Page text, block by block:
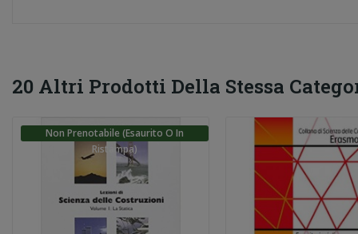
20 Altri Prodotti Della Stessa
Non Prenotabile (esaurito O In
Ristampa)